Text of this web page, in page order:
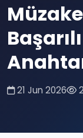
21 Jun 2026